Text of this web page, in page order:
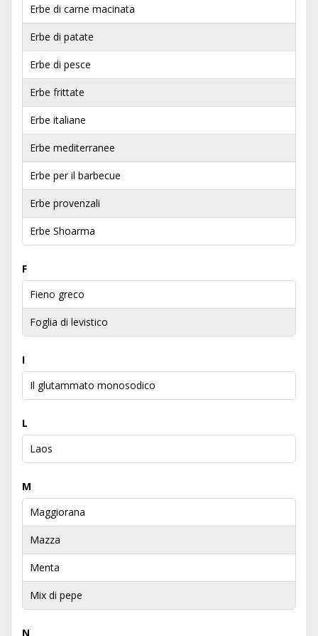
Erbe di carne macinata
Erbe di patate
Erbe di pesce
Erbe frittate
Erbe italiane
Erbe mediterranee
Erbe per il barbecue
Erbe provenzali
Erbe Shoarma
F
Fieno greco
Foglia di levistico
I
Il glutammato monosodico
L
Laos
M
Maggiorana
Mazza
Menta
Mix di pepe
N